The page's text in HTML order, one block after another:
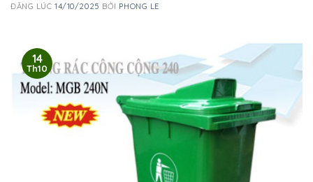
ĐĂNG LÚC14/10/2025 BỞI PHONG LE
14
Th10